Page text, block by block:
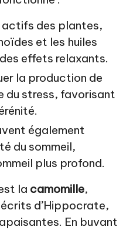
des plantes,
et les huiles
effets relaxants.
la production de
du stress, favorisant
également
du sommeil,
plus profond.
la camomille,
d’Hippocrate,
En buvant